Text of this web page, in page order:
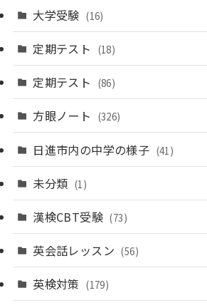
大学受験 (16)
定期テスト (18)
定期テスト (86)
方眼ノート (326)
日進市内の中学の様子 (41)
未分類 (1)
漢検CBT受験 (73)
英会話レッスン (56)
英検対策 (179)